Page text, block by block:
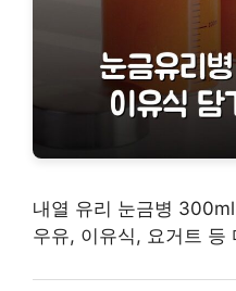
내열 유리 눈금병
우유, 이유식, 요거트 등